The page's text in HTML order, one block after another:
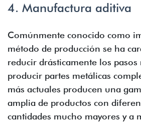
4. Manufactura aditiva
Comúnmente conocido como
método de producción se ha
reducir drásticamente los pasos
producir partes metálicas
más actuales producen una
amplia de productos con
cantidades mucho mayores y a